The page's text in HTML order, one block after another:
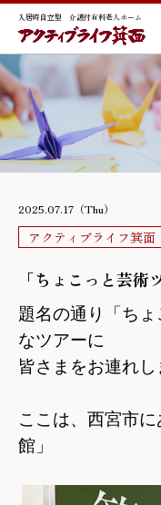
入居時自立型 介護付有料老人ホーム
2025.07.17（Thu）
アクティブライフ箕面
「ちょこっと芸術
題名の通り「ち
なツアーに
皆さまをお連れ
ここは、西宮市
館」